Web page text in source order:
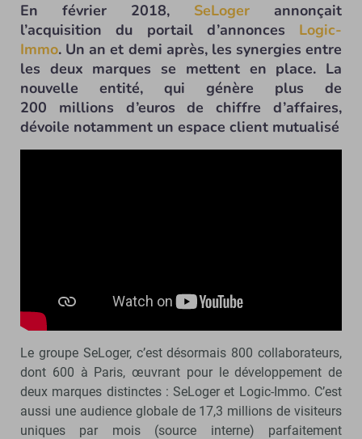
En février 2018, SeLoger annonçait
l’acquisition du portail d’annonces Logic-
Immo. Un an et demi après, les synergies entre
les deux marques se mettent en place. La
nouvelle entité, qui génère plus de
200 millions d’euros de chiffre d’affaires,
dévoile notamment un espace client mutualisé
Le groupe SeLoger, c’est désormais 800 collaborateurs,
dont 600 à Paris, œuvrant pour le développement de
deux marques distinctes : SeLoger et Logic-Immo. C’est
aussi une audience globale de 17,3 millions de visiteurs
uniques par mois (source interne) parfaitement